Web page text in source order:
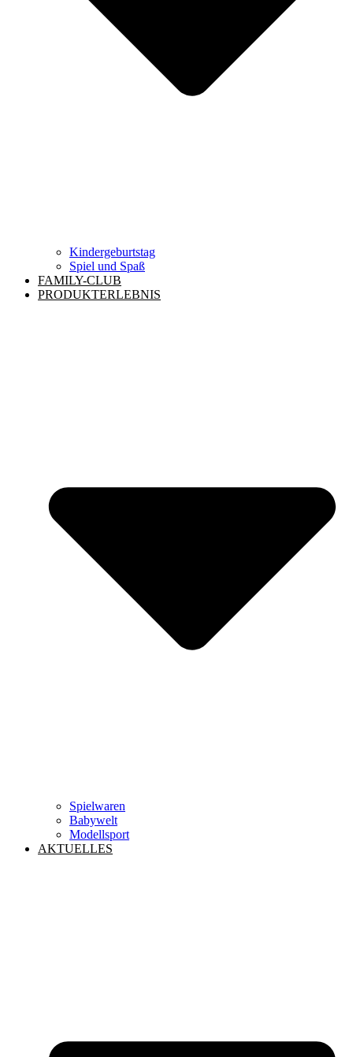
Kindergeburtstag
Spiel und Spaß
FAMILY-CLUB
PRODUKTERLEBNIS
Spielwaren
Babywelt
Modellsport
AKTUELLES